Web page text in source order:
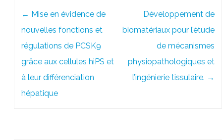
← Mise en évidence de
nouvelles fonctions et
régulations de PCSK9
grâce aux cellules hiPS et
à leur différenciation
hépatique
Développement de
biomatériaux pour l’étude
de mécanismes
physiopathologiques et
l’ingénierie tissulaire. →